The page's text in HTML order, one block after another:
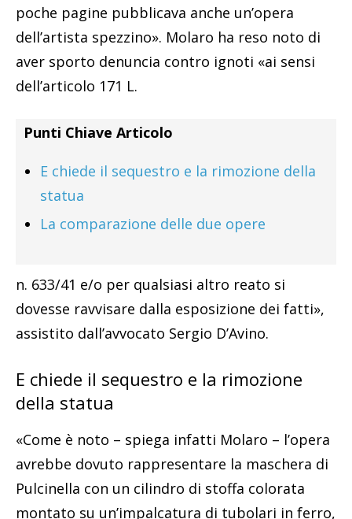
poche pagine pubblicava anche un’opera
dell’artista spezzino». Molaro ha reso noto di
aver sporto denuncia contro ignoti «ai sensi
dell’articolo 171 L.
Punti Chiave Articolo
E chiede il sequestro e la rimozione della
statua
La comparazione delle due opere
n. 633/41 e/o per qualsiasi altro reato si
dovesse ravvisare dalla esposizione dei fatti»,
assistito dall’avvocato Sergio D’Avino.
E chiede il sequestro e la rimozione
della statua
«Come è noto – spiega infatti Molaro – l’opera
avrebbe dovuto rappresentare la maschera di
Pulcinella con un cilindro di stoffa colorata
montato su un’impalcatura di tubolari in ferro,